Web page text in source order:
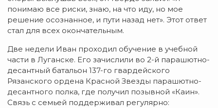
понимаю все риски, знаю, на что иду, но мое
решение осознанное, и пути назад нет». Этот ответ
стал для всех окончательным.
Две недели Иван проходил обучение в учебной
части в Луганске. Его зачислили во 2-й парашютно-
десантный батальон 137-го гвардейского
Рязанского ордена Красной Звезды парашютно-
десантного полка, где получил позывной «Каин».
Связь с семьей поддерживал регулярно: